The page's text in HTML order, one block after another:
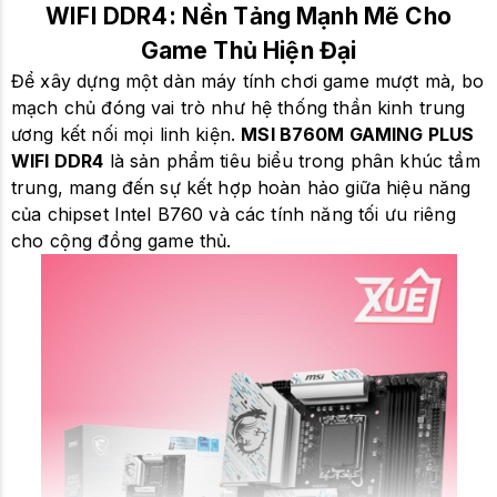
WIFI DDR4: Nền Tảng Mạnh Mẽ Cho
Game Thủ Hiện Đại
Để xây dựng một dàn máy tính chơi game mượt mà, bo
mạch chủ đóng vai trò như hệ thống thần kinh trung
ương kết nối mọi linh kiện. MSI B760M GAMING PLUS
WIFI DDR4 là sản phẩm tiêu biểu trong phân khúc tầm
trung, mang đến sự kết hợp hoàn hảo giữa hiệu năng
của chipset Intel B760 và các tính năng tối ưu riêng
cho cộng đồng game thủ.